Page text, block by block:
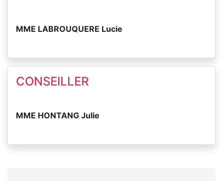
MME LABROUQUERE Lucie
CONSEILLER
MME HONTANG Julie